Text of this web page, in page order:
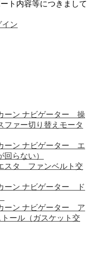
ト内容等につきまして
。
イン
ーン ナビゲーター 操
ファー切り替えモータ
ーン ナビゲーター エ
らない）
スタ ファンベルト交
ーン ナビゲーター ド
ーン ナビゲーター ア
ール（ガスケット交